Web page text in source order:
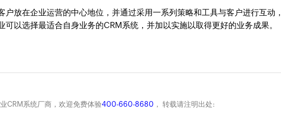
户放在企业运营的中心地位，并通过采用一系列策略和工具与客户进行互动
以选择最适合自身业务的CRM系统，并加以实施以取得更好的业务成果。
CRM系统厂商，欢迎免费体验400-660-8680 ， 转载请注明出处: